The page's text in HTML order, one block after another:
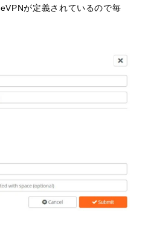
が定義されているので毎